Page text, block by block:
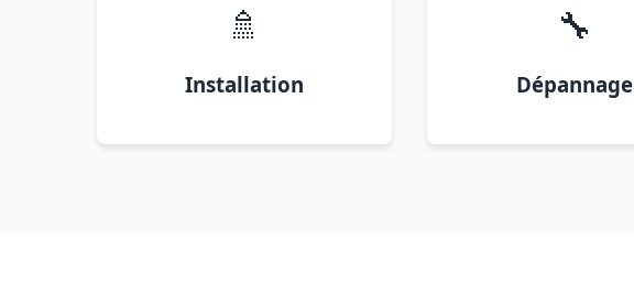
🚿
Installation
🔧
Dépannage